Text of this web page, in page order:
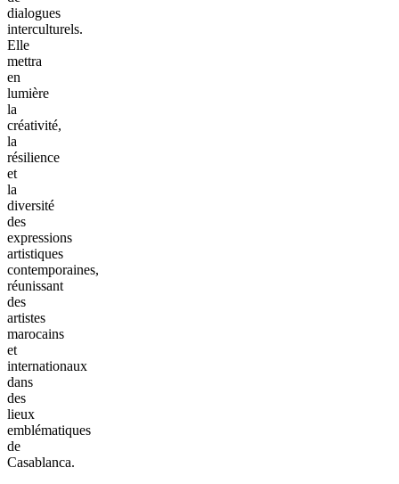
dialogues
interculturels.
Elle
mettra
en
lumière
la
créativité,
la
résilience
et
la
diversité
des
expressions
artistiques
contemporaines,
réunissant
des
artistes
marocains
et
internationaux
dans
des
lieux
emblématiques
de
Casablanca.